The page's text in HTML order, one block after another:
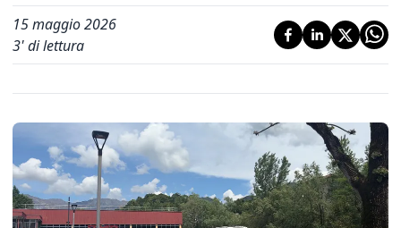
15 maggio 2026
3' di lettura